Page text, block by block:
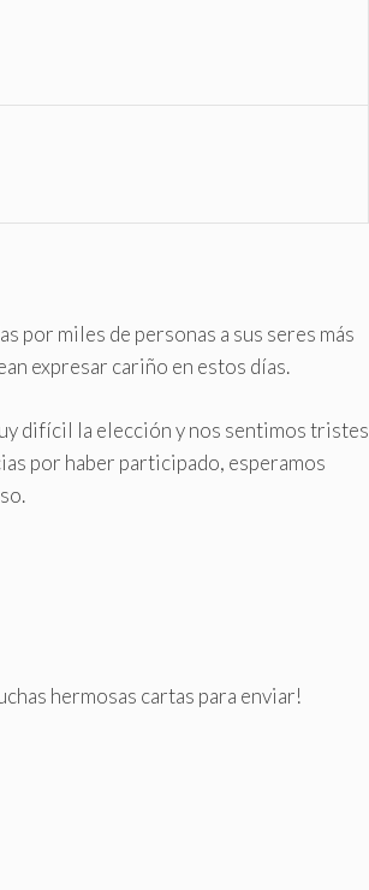
por miles de personas a sus seres más
expresar cariño en estos días.
difícil la elección y nos sentimos tristes
por haber participado, esperamos
hermosas cartas para enviar!